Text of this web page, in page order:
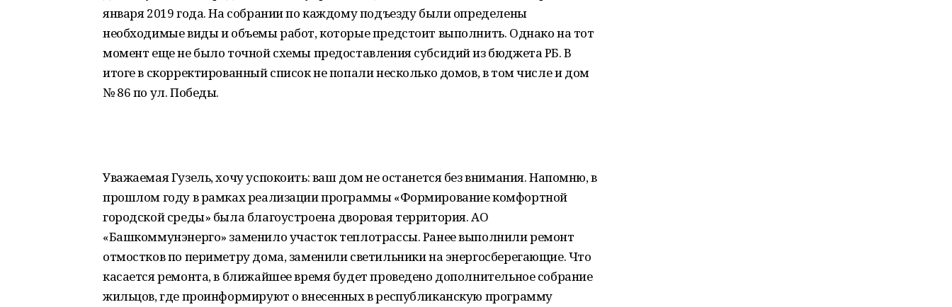
января 2019 года. На собрании по каждому подъезду были определены
необходимые виды и объемы работ, которые предстоит выполнить. Однако на тот
момент еще не было точной схемы предоставления субсидий из бюджета РБ. В
итоге в скорректированный список не попали несколько домов, в том числе и дом
№ 86 по ул. Победы.
Уважаемая Гузель, хочу успокоить: ваш дом не останется без внимания. Напомню, в
прошлом году в рамках реализации программы «Формирование комфортной
городской среды» была благоустроена дворовая территория. АО
«Башкоммунэнерго» заменило участок теплотрассы. Ранее выполнили ремонт
отмостков по периметру дома, заменили светильники на энергосберегающие. Что
касается ремонта, в ближайшее время будет проведено дополнительное собрание
жильцов, где проинформируют о внесенных в республиканскую программу